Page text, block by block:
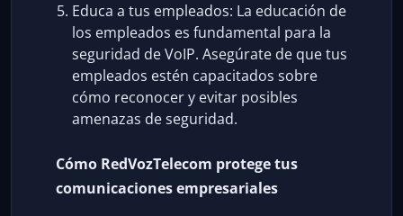
Educa a tus empleados: La educación de
los empleados es fundamental para la
seguridad de VoIP. Asegúrate de que tus
empleados estén capacitados sobre
cómo reconocer y evitar posibles
amenazas de seguridad.
Cómo RedVozTelecom protege tus
comunicaciones empresariales